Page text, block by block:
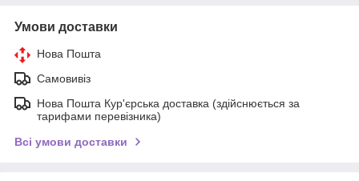
Умови доставки
Нова Пошта
Самовивіз
Нова Пошта Кур'єрська доставка (здійснюється за
тарифами перевізника)
Всі умови доставки